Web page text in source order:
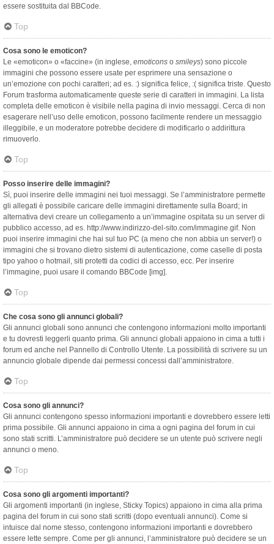
essere sostituita dal BBCode.
Top
Cosa sono le emoticon?
Le «emoticon» o «faccine» (in inglese, emoticons o smileys) sono piccole
immagini che possono essere usate per esprimere una sensazione o
un’emozione con pochi caratteri; ad es. :) significa felice, :( significa triste. Questo
Forum trasforma automaticamente queste serie di caratteri in immagini. La lista
completa delle emoticon è visibile nella pagina di invio messaggi. Cerca di non
esagerare nell’uso delle emoticon, possono facilmente rendere un messaggio
illeggibile, e un moderatore potrebbe decidere di modificarlo o addirittura
rimuoverlo.
Top
Posso inserire delle immagini?
Sì, puoi inserire delle immagini nei tuoi messaggi. Se l’amministratore permette
gli allegati è possibile caricare delle immagini direttamente sulla Board; in
alternativa devi creare un collegamento a un’immagine ospitata su un server di
pubblico accesso, ad es. http://www.indirizzo-del-sito.com/immagine.gif. Non
puoi inserire immagini che hai sul tuo PC (a meno che non abbia un server!) o
immagini che si trovano dietro sistemi di autenticazione, come caselle di posta
tipo yahoo o hotmail, siti protetti da codici di accesso, ecc. Per inserire
l’immagine, puoi usare il comando BBCode [img].
Top
Che cosa sono gli annunci globali?
Gli annunci globali sono annunci che contengono informazioni molto importanti
e tu dovresti leggerli quanto prima. Gli annunci globali appaiono in cima a tutti i
forum ed anche nel Pannello di Controllo Utente. La possibilità di scrivere su un
annuncio globale dipende dai permessi concessi dall’amministratore.
Top
Cosa sono gli annunci?
Gli annunci contengono spesso informazioni importanti e dovrebbero essere letti
prima possibile. Gli annunci appaiono in cima a ogni pagina del forum in cui
sono stati scritti. L’amministratore può decidere se un utente può scrivere negli
annunci o meno.
Top
Cosa sono gli argomenti importanti?
Gli argomenti importanti (in inglese, Sticky Topics) appaiono in cima alla prima
pagina del forum in cui sono stati scritti (dopo eventuali annunci). Come si
intuisce dal nome stesso, contengono informazioni importanti e dovrebbero
essere lette sempre. Come per gli annunci, l’amministratore può decidere se un